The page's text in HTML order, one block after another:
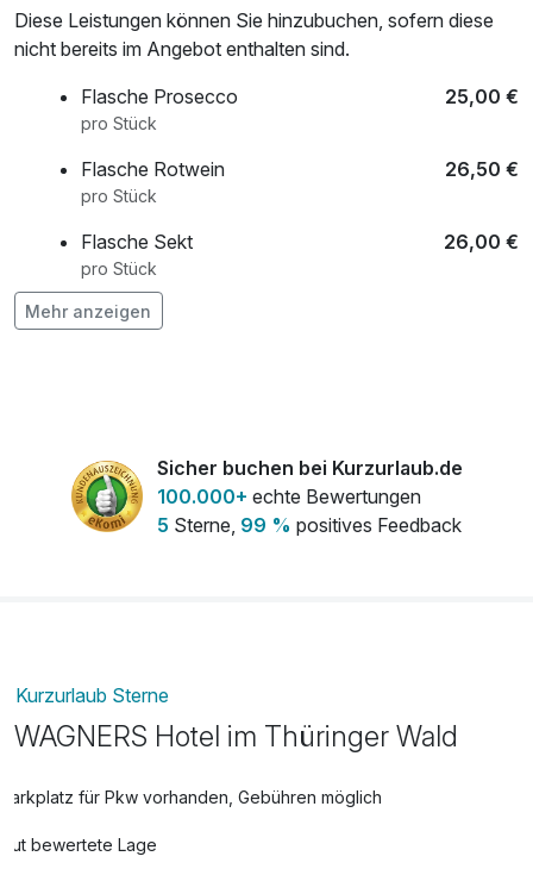
Diese Leistungen können Sie hinzubuchen, sofern diese
nicht bereits im Angebot enthalten sind.
Flasche Prosecco
25,00 €
pro Stück
Flasche Rotwein 26,50 €
pro Stück
Flasche Sekt 26,00 €
pro Stück
Flasche Weisswein
Halpension Kind
pro Nacht
Mehr anzeigen
Sicher buchen bei Kurzurlaub.de
100.000+ echte Bewertungen
5 Sterne, 99 % positives Feedback
Kurzurlaub Sterne
WAGNERS Hotel im Thüringer Wald
Parkplatz für Pkw vorhanden, Gebühren möglich
Gut bewertete Lage